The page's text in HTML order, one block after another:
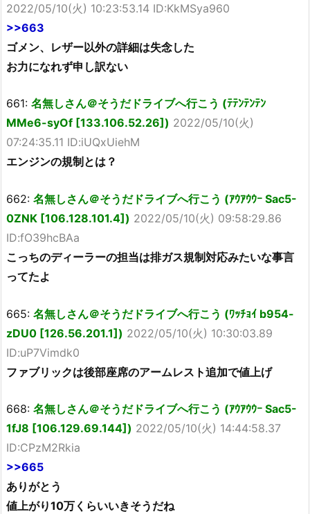
2022/05/10(火) 10:23:53.14 ID:KkMSya960
>>663
ゴメン、レザー以外の詳細は失念した
お力になれず申し訳ない
661: 名無しさん＠そうだドライブへ行こう (ﾃﾃﾝﾃﾝﾃﾝ
MMe6-syOf [133.106.52.26]) 2022/05/10(火)
07:24:35.11 ID:iUQxUiehM
エンジンの規制とは？
662: 名無しさん＠そうだドライブへ行こう (ｱｳｱｳｳｰ Sac5-
0ZNK [106.128.101.4]) 2022/05/10(火) 09:58:29.86
ID:fO39hcBAa
こっちのディーラーの担当は排ガス規制対応みたいな事言
ってたよ
665: 名無しさん＠そうだドライブへ行こう (ﾜｯﾁｮｲ b954-
zDU0 [126.56.201.1]) 2022/05/10(火) 10:30:03.89
ID:uP7Vimdk0
ファブリックは後部座席のアームレスト追加で値上げ
668: 名無しさん＠そうだドライブへ行こう (ｱｳｱｳｳｰ Sac5-
1fJ8 [106.129.69.144]) 2022/05/10(火) 14:44:58.37
ID:CPzM2Rkia
>>665
ありがとう
値上がり10万くらいいきそうだね